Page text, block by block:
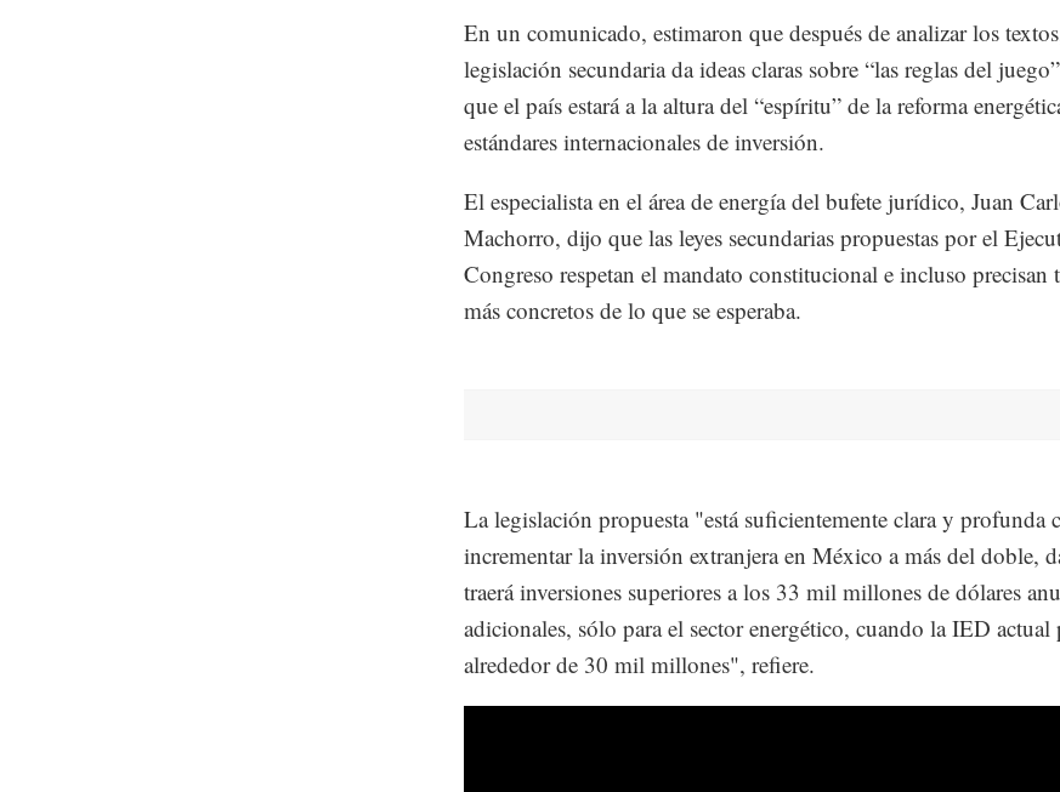
En un comunicado, estimaron que después de analizar los
legislación secundaria da ideas claras sobre “las reglas del
que el país estará a la altura del “espíritu” de la reforma
estándares internacionales de inversión.
El especialista en el área de energía del bufete jurídico, Juan
Machorro, dijo que las leyes secundarias propuestas por el
Congreso respetan el mandato constitucional e incluso precisan
más concretos de lo que se esperaba.
La legislación propuesta "está suficientemente clara y profunda
incrementar la inversión extranjera en México a más del doble,
traerá inversiones superiores a los 33 mil millones de dólares
adicionales, sólo para el sector energético, cuando la IED actual
alrededor de 30 mil millones", refiere.